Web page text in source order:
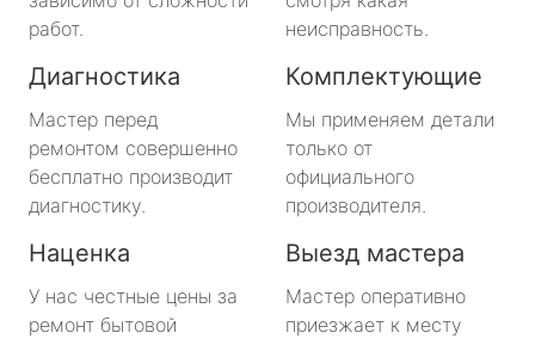
работ.
неисправность.
Диагностика
Мастер перед
ремонтом совершенно
бесплатно производит
диагностику.
Комплектующие
Мы применяем детали
только от
официального
производителя.
Наценка
У нас честные цены за
ремонт бытовой
Выезд мастера
Мастер оперативно
приезжает к месту